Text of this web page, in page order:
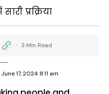
प्रक्रिया
17, 2024 8:11 am
3 Min Read